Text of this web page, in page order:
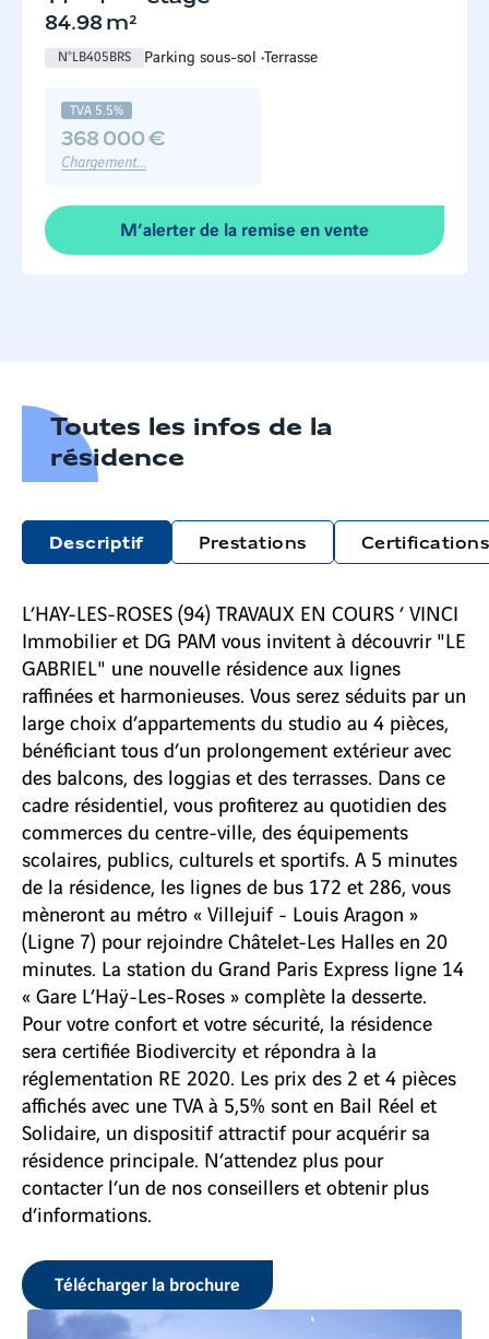
84.98 m²
N°LB405BRS Parking sous-sol Terrasse
TVA 5.5%
368 000 €
Chargement...
M’alerter de la remise en vente
Toutes les infos de la
résidence
Descriptif Prestations Certifications
L’HAY-LES-ROSES (94) TRAVAUX EN COURS ’ VINCI
Immobilier et DG PAM vous invitent à découvrir "LE
GABRIEL" une nouvelle résidence aux lignes
raffinées et harmonieuses. Vous serez séduits par un
large choix d’appartements du studio au 4 pièces,
bénéficiant tous d’un prolongement extérieur avec
des balcons, des loggias et des terrasses. Dans ce
cadre résidentiel, vous profiterez au quotidien des
commerces du centre-ville, des équipements
scolaires, publics, culturels et sportifs. A 5 minutes
de la résidence, les lignes de bus 172 et 286, vous
mèneront au métro « Villejuif - Louis Aragon »
(Ligne 7) pour rejoindre Châtelet-Les Halles en 20
minutes. La station du Grand Paris Express ligne 14
« Gare L’Haÿ-Les-Roses » complète la desserte.
Pour votre confort et votre sécurité, la résidence
sera certifiée Biodivercity et répondra à la
réglementation RE 2020. Les prix des 2 et 4 pièces
affichés avec une TVA à 5,5% sont en Bail Réel et
Solidaire, un dispositif attractif pour acquérir sa
résidence principale. N’attendez plus pour
contacter l’un de nos conseillers et obtenir plus
d’informations.
Télécharger la brochure